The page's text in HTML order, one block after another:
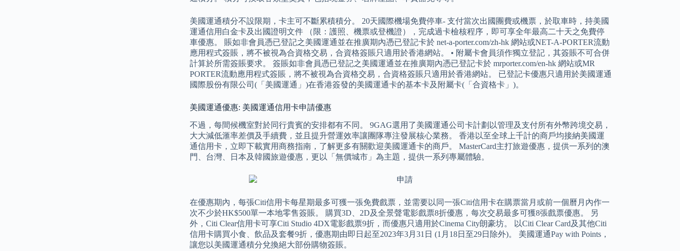
美國運通積分不設限期，卡主可不斷累積積分。 20天國際機場免費停車- 支付當次出國團費或機票，於取車時，持美國
運通信用白金卡及出國證明文件 （限：護照、機票或登機證），完成過卡檢核程序，即可享全年最高二十天之免費停
車優惠。 賬如非會員憑已登記之美國運通並在推廣期內憑已登記卡於 net-a-porter.com/zh-hk 網站或NET-A-PORTER流動
應用程式簽賬，將不被視為合資格交易，合資格簽賬只適用於香港網站。 • 附屬卡會員須作獨立登記，其簽賬不可合併
計算於所需簽賬要求。 簽賬如非會員憑已登記之美國運通並在推廣期內憑已登記卡於 mrporter.com/en-hk 網站或MR
PORTER流動應用程式簽賬，將不被視為合資格交易，合資格簽賬只適用於香港網站。 已登記卡優惠只適用於美國運通
國際股份有限公司(「美國運通」)在香港簽發的美國運通卡的基本卡及附屬卡(「合資格卡」)。
美國運通優惠: 美國運通信用卡申請優惠
不過，每間候機室對於同行貴賓的安排都有不同。 9GAG選用了美國運通公司卡計劃以管理及支付所有外幣跨境交易，
大大減低滙率差價及手續費，並且提升營運效率讓團隊專注發展核心業務。 香港以至全球上千計的商戶均接納美國運
通信用卡，立即下載實用商務指南，了解更多有關歡迎美國運通卡的商戶。 MasterCard主打旅遊優惠，提供一系列的澳
門、台灣、日本及韓國旅遊優惠，更以「無價城市」為主題，提供一系列專屬體驗。
在優惠期內，每張Citi信用卡每星期最多可獲一張免費戲票，並需要以同一張Citi信用卡在購票當月或前一個曆月內作一
次不少於HK$500單一本地零售簽賬。 購買3D、2D及全景聲電影戲票8折優惠，每次交易最多可獲8張戲票優惠。 另
外，Citi Clear信用卡可享Citi Studio 4DX電影戲票9折，而優惠只適用於Cinema City朗豪坊。 以Citi Clear Card及其他Citi
信用卡購買小食、飲品及套餐9折，優惠期由即日起至2023年3月31日 (1月18日至29日除外)。 美國運通Pay with Points，
讓您以美國運通積分兌換絕大部份購物簽賬。